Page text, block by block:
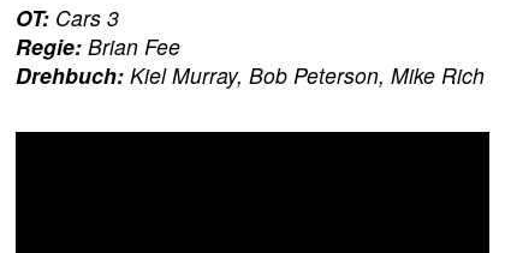
OT: Cars 3
Regie: Brian Fee
Drehbuch: Kiel Murray, Bob Peterson, Mike Rich